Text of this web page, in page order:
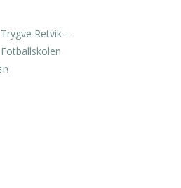
Trygve Retvik –
Fotballskolen
kr